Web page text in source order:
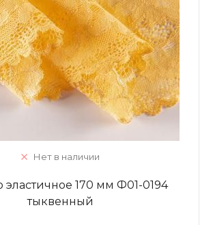
Нет в наличии
эластичное 170 мм Ф01-0194
тыквенный